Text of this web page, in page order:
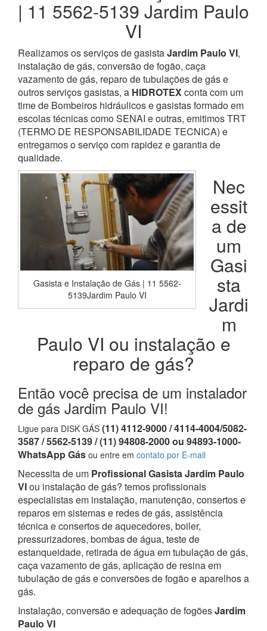
| 11 5562-5139 Jardim Paulo
VI
Realizamos os serviços de gasistaJardim Paulo VI,
instalação de gás, conversão de fogão, caça
vazamento de gás, reparo de tubulações de gás e
outros serviços gasistas, a HIDROTEXconta com um
time de Bombeiros hidráulicos e gasistas formado em
escolas técnicas como SENAI e outras, emitimos TRT
(TERMO DE RESPONSABILIDADE TECNICA) e
entregamos o serviço com rapidez e garantia de
qualidade.
Gasista e Instalação de Gás | 11 5562-
5139Jardim Paulo VI
Nec
essit
a de
um
Gasi
sta
Jardi
m
Paulo VI ou instalação e
reparo de gás?
Então você precisa de um instalador
de gás Jardim Paulo VI!
Ligue para DISK GÁS (11) 4112-9000 / 4114-4004/5082-
3587 / 5562-5139 / (11) 94808-2000 ou 94893-1000-
WhatsApp Gás ou entre em contato por E-mail
Necessita de um Profissional Gasista Jardim Paulo
VIou instalação de gás? temos profissionais
especialistas em instalação, manutenção, consertos e
reparos em sistemas e redes de gás, assistência
técnica e consertos de aquecedores, boiler,
pressurizadores, bombas de água, teste de
estanqueidade, retirada de água em tubulação de gás,
caça vazamento de gás, aplicação de resina em
tubulação de gás e conversões de fogão e aparelhos a
gás.
Instalação, conversão e adequação de fogõesJardim
Paulo VI